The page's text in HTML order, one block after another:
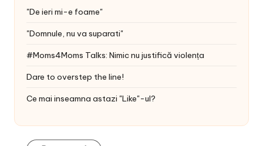
"De ieri mi-e foame"
"Domnule, nu va suparati"
#Moms4Moms Talks: Nimic nu justifică violența
Dare to overstep the line!
Ce mai inseamna astazi "Like"-ul?